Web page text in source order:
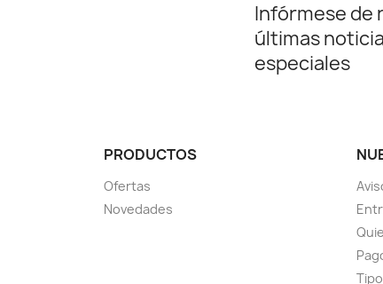
Infórmese de
últimas
especiales
PRODUCTOS
Ofertas
Novedades